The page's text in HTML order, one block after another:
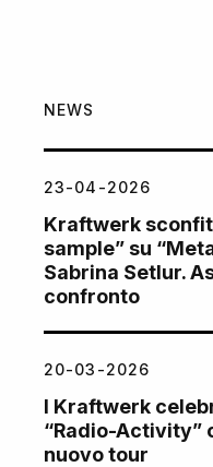
NEWS
23-04-2026
Kraftwerk
sample” su
Sabrina Setlur.
confronto
20-03-2026
I Kraftwerk
“Radio-Activity”
nuovo tour